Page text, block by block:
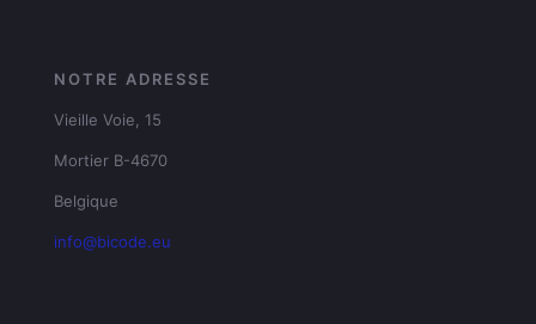
NOTRE ADRESSE
Vieille Voie, 15
Mortier B-4670
Belgique
info@bicode.eu